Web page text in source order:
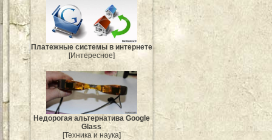
Платежные системы в интернете
[Интересное]
Недорогая альтернатива Google
Glass
[Техника и наука]